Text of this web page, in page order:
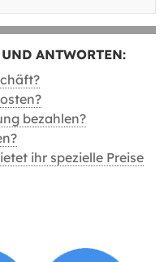
ANTWORTEN:
bezahlen?
ihr spezielle Preise